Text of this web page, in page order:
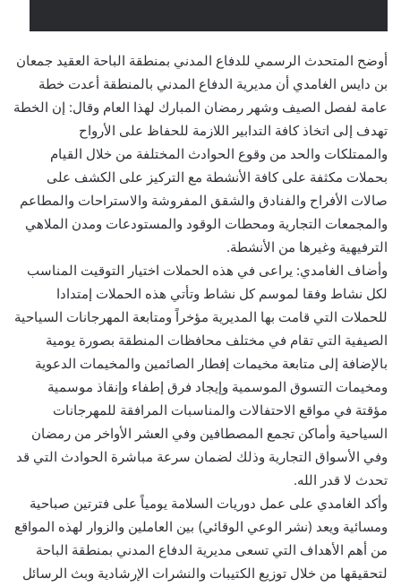
أوضح المتحدث الرسمي للدفاع المدني بمنطقة الباحة العقيد جمعان
بن دايس الغامدي أن مديرية الدفاع المدني بالمنطقة أعدت خطة
عامة لفصل الصيف وشهر رمضان المبارك لهذا العام وقال: إن الخطة
تهدف إلى اتخاذ كافة التدابير اللازمة للحفاظ على الأرواح
والممتلكات والحد من وقوع الحوادث المختلفة من خلال القيام
بحملات مكثفة على كافة الأنشطة مع التركيز على الكشف على
صالات الأفراح والفنادق والشقق المفروشة والاستراحات والمطاعم
والمجمعات التجارية ومحطات الوقود والمستودعات ومدن الملاهي
الترفيهية وغيرها من الأنشطة.
وأضاف الغامدي: يراعى في هذه الحملات اختيار التوقيت المناسب
لكل نشاط وفقا لموسم كل نشاط وتأتي هذه الحملات إمتدادا
للحملات التي قامت بها المديرية مؤخراً ومتابعة المهرجانات السياحية
الصيفية التي تقام في مختلف محافظات المنطقة بصورة يومية
بالإضافة إلى متابعة مخيمات إفطار الصائمين والمخيمات الدعوية
ومخيمات التسوق الموسمية وإيجاد فرق إطفاء وإنقاذ موسمية
مؤقتة في مواقع الاحتفالات والمناسبات المرافقة للمهرجانات
السياحية وأماكن تجمع المصطافين وفي العشر الأواخر من رمضان
وفي الأسواق التجارية وذلك لضمان سرعة مباشرة الحوادث التي قد
تحدث لا قدر الله.
وأكد الغامدي على عمل دوريات السلامة يومياً على فترتين صباحية
ومسائية ويعد (نشر الوعي الوقائي) بين العاملين والزوار لهذه المواقع
من أهم الأهداف التي تسعى مديرية الدفاع المدني بمنطقة الباحة
لتحقيقها من خلال توزيع الكتيبات والنشرات الإرشادية وبث الرسائل